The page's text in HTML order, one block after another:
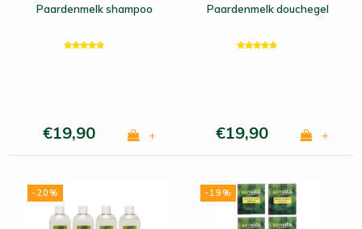
Paardenmelk shampoo
€19,90 +
Paardenmelk douchegel
€19,90 +
-20% -19%